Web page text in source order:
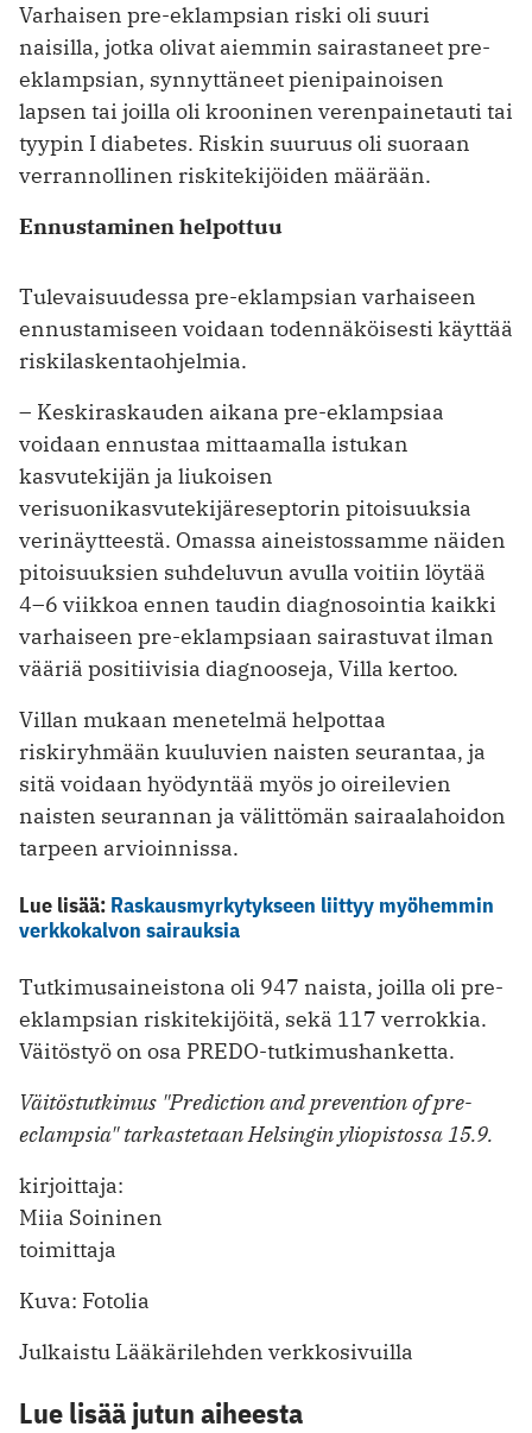
Varhaisen pre-eklampsian riski oli suuri
naisilla, jotka olivat aiemmin sairastaneet pre-
eklampsian, synnyttäneet pienipainoisen
lapsen tai joilla oli krooninen verenpainetauti tai
tyypin I diabetes. Riskin suuruus oli suoraan
verrannollinen riskitekijöiden määrään.
Ennustaminen helpottuu
Tulevaisuudessa pre-eklampsian varhaiseen
ennustamiseen voidaan todennäköisesti käyttää
riskilaskentaohjelmia.
– Keskiraskauden aikana pre-eklampsiaa
voidaan ennustaa mittaamalla istukan
kasvutekijän ja liukoisen
verisuonikasvutekijäreseptorin pitoisuuksia
verinäytteestä. Omassa aineistossamme näiden
pitoisuuksien suhdeluvun avulla voitiin löytää
4–6 viikkoa ennen taudin diagnosointia kaikki
varhaiseen pre-eklampsiaan sairastuvat ilman
vääriä positiivisia diagnooseja, Villa kertoo.
Villan mukaan menetelmä helpottaa
riskiryhmään kuuluvien naisten seurantaa, ja
sitä voidaan hyödyntää myös jo oireilevien
naisten seurannan ja välittömän sairaalahoidon
tarpeen arvioinnissa.
Lue lisää: Raskausmyrkytykseen liittyy myöhemmin
verkkokalvon sairauksia
Tutkimusaineistona oli 947 naista, joilla oli pre-
eklampsian riskitekijöitä, sekä 117 verrokkia.
Väitöstyö on osa PREDO-tutkimushanketta.
Väitöstutkimus "Prediction and prevention of pre-
eclampsia" tarkastetaan Helsingin yliopistossa 15.9.
kirjoittaja:
Miia Soininen
toimittaja
Kuva: Fotolia
Julkaistu Lääkärilehden verkkosivuilla
Lue lisää jutun aiheesta